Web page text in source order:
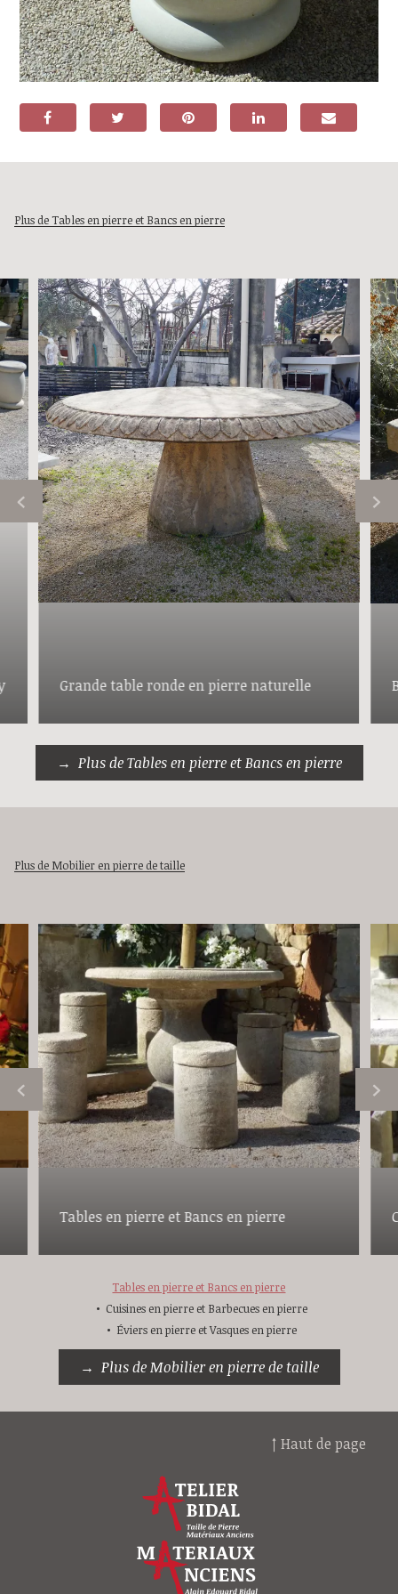
Plus de Tables en pierre et Bancs en pierre
Grande table ronde en pierre naturelle
Plus de Tables en pierre et Bancs en pierre
Plus de Mobilier en pierre de taille
Tables en pierre et Bancs en pierre
Tables en pierre et Bancs en pierre
Cuisines en pierre et Barbecues en pierre
Éviers en pierre et Vasques en pierre
Plus de Mobilier en pierre de taille
↑ Haut de page